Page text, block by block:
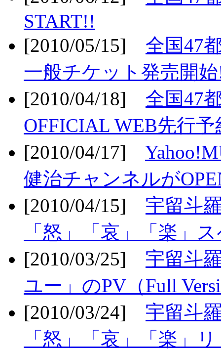
START!!
[2010/05/15] 全国47
一般チケット発売開
[2010/04/18] 全国47
OFFICIAL WEB先行
[2010/04/17]
健治チャンネルが
[2010/04/15] 宇留斗
「怒」「哀」「楽」
[2010/03/25] 宇留斗
ユー」のPV（Full
[2010/03/24] 宇留斗
「怒」「哀」「楽」